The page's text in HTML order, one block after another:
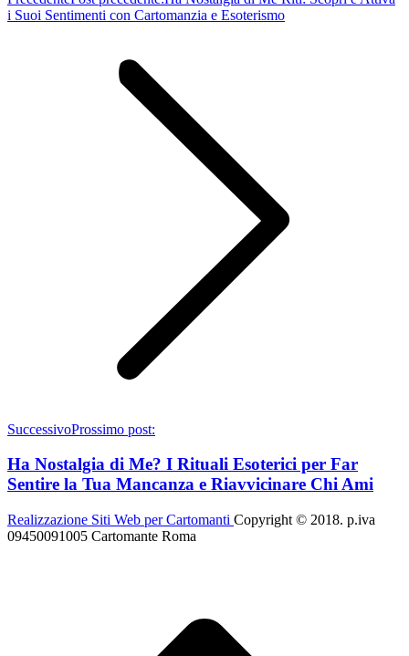
i Suoi Sentimenti con Cartomanzia e Esoterismo
SuccessivoProssimo post:
Ha Nostalgia di Me? I Rituali Esoterici per Far
Sentire la Tua Mancanza e Riavvicinare Chi Ami
Realizzazione Siti Web per Cartomanti Copyright © 2018. p.iva
09450091005 Cartomante Roma